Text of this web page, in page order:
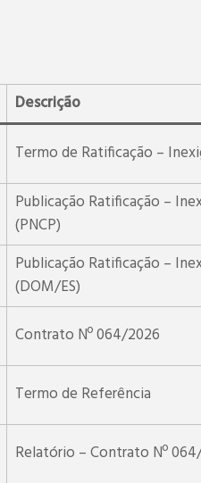
Descrição
Termo de Ratificação –
Publicação Ratificação –
(PNCP)
Publicação Ratificação –
(DOM/ES)
Contrato Nº 064/2026
Termo de Referência
Relatório – Contrato Nº